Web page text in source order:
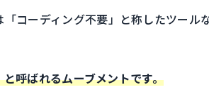
コーディング不要」と称したツール
呼ばれるムーブメントです。